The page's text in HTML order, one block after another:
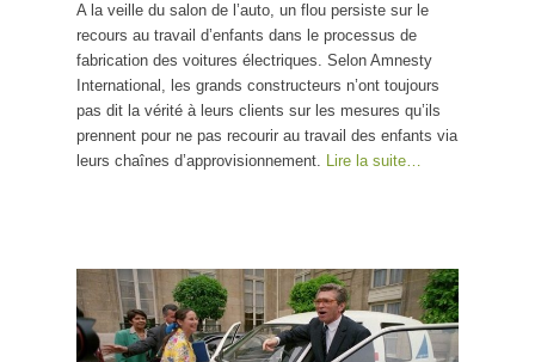
A la veille du salon de l’auto, un flou persiste sur le
recours au travail d’enfants dans le processus de
fabrication des voitures électriques. Selon Amnesty
International, les grands constructeurs n’ont toujours
pas dit la vérité à leurs clients sur les mesures qu’ils
prennent pour ne pas recourir au travail des enfants via
leurs chaînes d’approvisionnement. Lire la suite…